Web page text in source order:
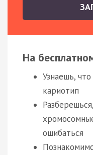
На
Узнаешь,
кариотип
ошибаться